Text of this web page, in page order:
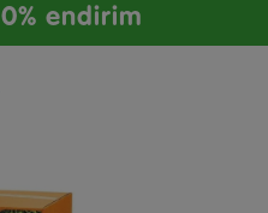
endirim